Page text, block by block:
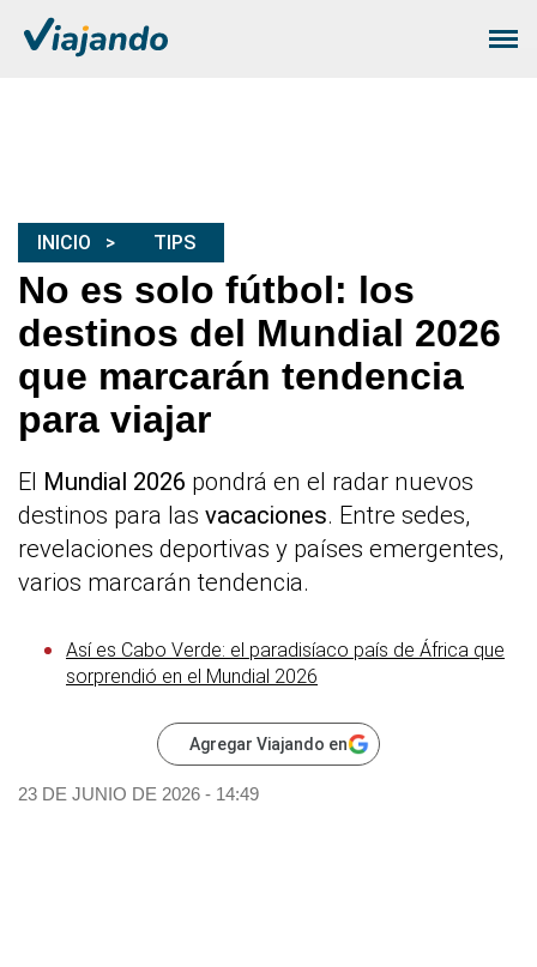
INICIO TIPS
No es solo fútbol: los
destinos del Mundial 2026
que marcarán tendencia
para viajar
El Mundial 2026 pondrá en el radar nuevos
destinos para las vacaciones. Entre sedes,
revelaciones deportivas y países emergentes,
varios marcarán tendencia.
Así es Cabo Verde: el paradisíaco país de África que
sorprendió en el Mundial 2026
Agregar Viajando en
23 DE JUNIO DE 2026 - 14:49